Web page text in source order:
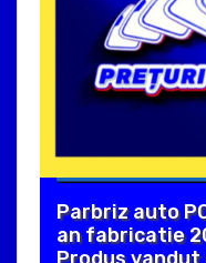
Parbriz auto
an fabricatie
Produs vandut